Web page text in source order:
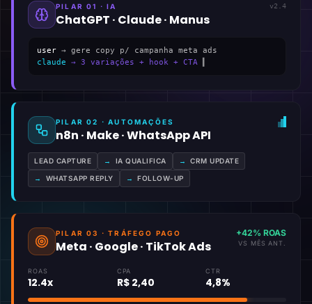
PILAR 01 · IA
ChatGPT · Claude · Manus
v2.4
user → gere copy p/ campanha meta ads
claude → 3 variações + hook + CTA
PILAR 02 · AUTOMAÇÕES
n8n · Make · WhatsApp API
LEAD CAPTURE → IA QUALIFICA → CRM UPDATE
→ WHATSAPP REPLY → FOLLOW-UP
PILAR 03 · TRÁFEGO PAGO
Meta · Google · TikTok Ads
+42% ROAS
VS MÊS ANT.
ROAS
12.4x
CPA
R$ 2,40
CTR
4,8%